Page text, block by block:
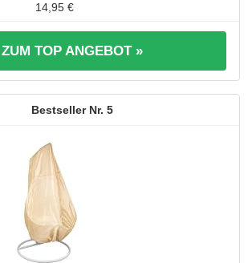
14,95 €
ZUM TOP ANGEBOT »
5